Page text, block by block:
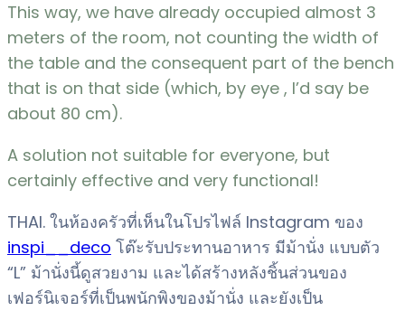
This way, we have already occupied almost 3
meters of the room, not counting the width of
the table and the consequent part of the bench
that is on that side (which, by eye , I’d say be
about 80 cm).
A solution not suitable for everyone, but
certainly effective and very functional!
THAI. ในห้องครัวที่เห็นในโปรไฟล์ Instagram ของ
inspi__deco โต๊ะรับประทานอาหาร มีม้านั่ง แบบตัว
“L” ม้านั่งนี้ดูสวยงาม และได้สร้างหลังชิ้นส่วนของ
เฟอร์นิเจอร์ที่เป็นพนักพิงของม้านั่ง และยังเป็น